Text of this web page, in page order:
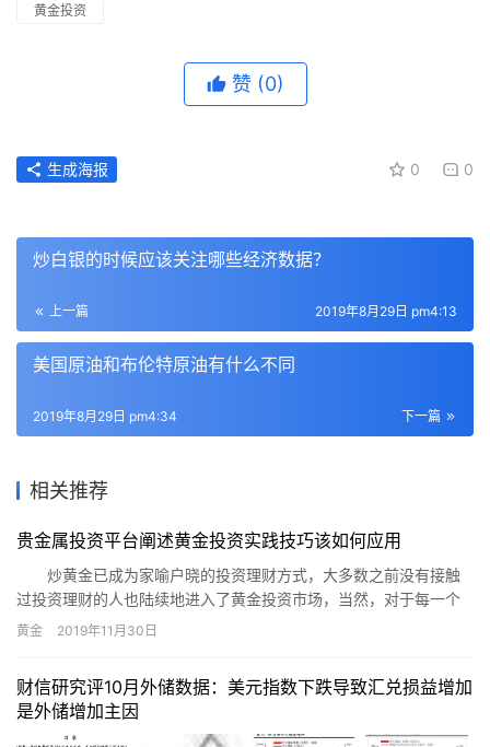
黄金投资
赞 (0)
0 0
生成海报
炒白银的时候应该关注哪些经济数据？
上一篇 2019年8月29日 pm4:13
美国原油和布伦特原油有什么不同
下一篇
2019年8月29日 pm4:34
相关推荐
贵金属投资平台阐述黄金投资实践技巧该如何应用
炒黄金已成为家喻户晓的投资理财方式，大多数之前没有接触
过投资理财的人也陆续地进入了黄金投资市场，当然，对于每一个
新手投资者来说，对如何了解掌握炒黄金实战技巧都有着浓烈的兴
黄金 2019年11月30日
财信研究评10月外储数据：美元指数下跌导致汇兑损益增加
是外储增加主因